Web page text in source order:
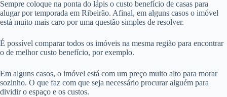
Sempre coloque na ponta do lápis o custo benefício de casas para
alugar por temporada em Ribeirão. Afinal, em alguns casos o imóvel
está muito mais caro por uma questão simples de resolver.
É possível comparar todos os imóveis na mesma região para encontrar
o de melhor custo benefício, por exemplo.
Em alguns casos, o imóvel está com um preço muito alto para morar
sozinho. O que faz com que seja necessário procurar alguém para
dividir o espaço e os custos.